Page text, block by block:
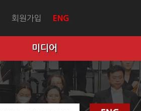
회원가입 ENG
미디어